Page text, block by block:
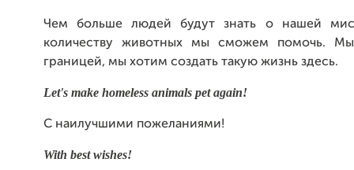
Чем больше людей будут знать о нашей
количеству животных мы сможем помочь.
границей, мы хотим создать такую жизнь здесь.
Let's make homeless animals pet again!
С наилучшими пожеланиями!
With best wishes!